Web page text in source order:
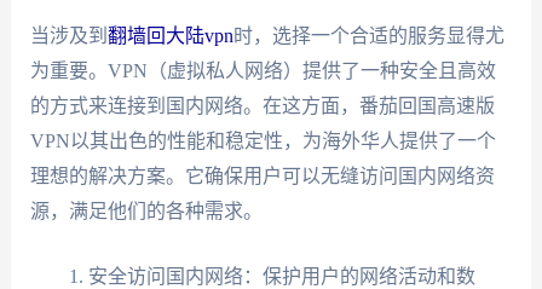
当涉及到 翻墙回大陆vpn时，选择一个合适的服务显得尤
为重要。VPN（虚拟私人网络）提供了一种安全且高效
的方式来连接到国内网络。在这方面，番茄回国高速版
VPN以其出色的性能和稳定性，为海外华人提供了一个
理想的解决方案。它确保用户可以无缝访问国内网络资
源，满足他们的各种需求。
安全访问国内网络：保护用户的网络活动和数